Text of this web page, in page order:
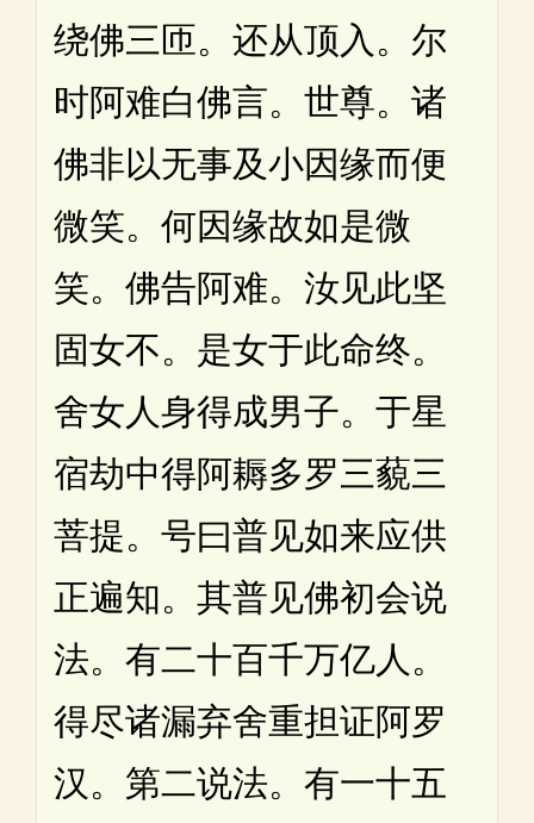
绕佛三匝。还从顶入。尔
时阿难白佛言。世尊。诸
佛非以无事及小因缘而便
微笑。何因缘故如是微
笑。佛告阿难。汝见此坚
固女不。是女于此命终。
舍女人身得成男子。于星
宿劫中得阿耨多罗三藐三
菩提。号曰普见如来应供
正遍知。其普见佛初会说
法。有二十百千万亿人。
得尽诸漏弃舍重担证阿罗
汉。第二说法。有一十五